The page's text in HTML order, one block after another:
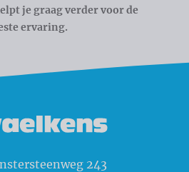
je graag verder voor de
ervaring.
243